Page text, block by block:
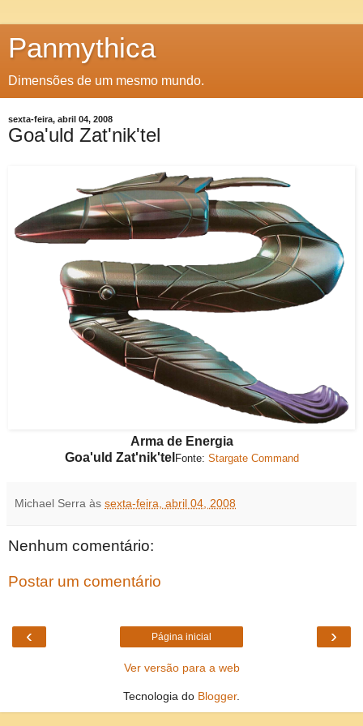
Panmythica
Dimensões de um mesmo mundo.
sexta-feira, abril 04, 2008
Goa'uld Zat'nik'tel
Arma de Energia
Goa'uld Zat'nik'tel Fonte: Stargate Command
Michael Serra às sexta-feira, abril 04, 2008
Nenhum comentário:
Postar um comentário
‹ ›
Página inicial
Ver versão para a web
Tecnologia do Blogger.